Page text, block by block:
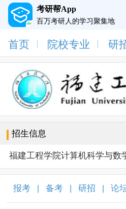
考研帮App
百万考研人的学习聚集地
首页 院校专业 研
招生信息
报考 备考 研招 论